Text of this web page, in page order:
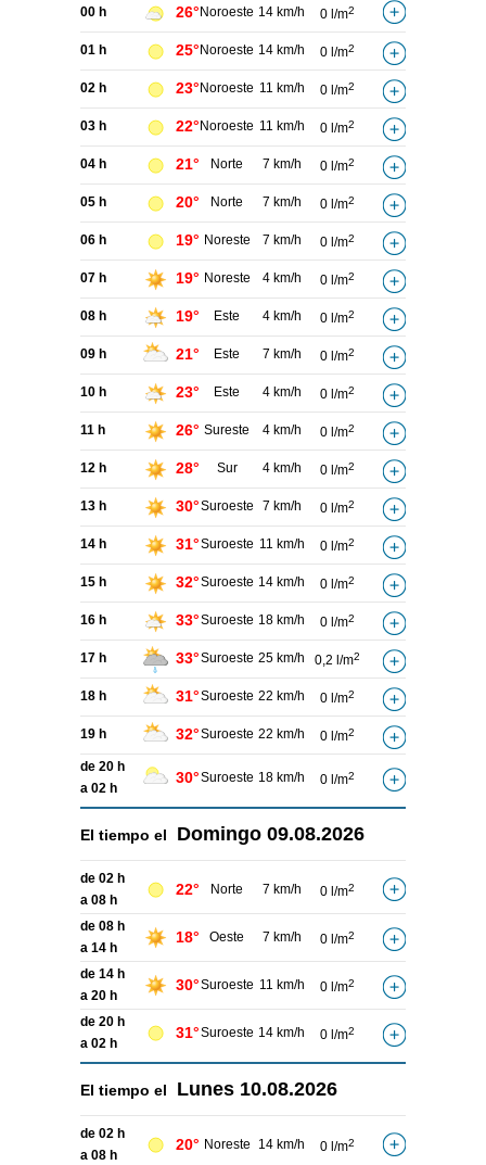
00 h 26° Noroeste 14 km/h 0 l/m2
01 h 25° Noroeste 14 km/h 0 l/m2
02 h 23° Noroeste 11 km/h 0 l/m2
03 h 22° Noroeste 11 km/h 0 l/m2
04 h 21° Norte 7 km/h 0 l/m2
05 h 20° Norte 7 km/h 0 l/m2
06 h 19° Noreste 7 km/h 0 l/m2
07 h 19° Noreste 4 km/h 0 l/m2
08 h 19° Este 4 km/h 0 l/m2
09 h 21° Este 7 km/h 0 l/m2
10 h 23° Este 4 km/h 0 l/m2
11 h 26° Sureste 4 km/h 0 l/m2
12 h 28° Sur 4 km/h 0 l/m2
13 h 30°Suroeste 7 km/h 0 l/m2
14 h 31°Suroeste 11 km/h 0 l/m2
15 h 32°Suroeste 14 km/h 0 l/m2
16 h 33°Suroeste 18 km/h 0 l/m2
17 h 33°Suroeste 25 km/h 0,2 l/m2
18 h 31°Suroeste 22 km/h 0 l/m2
19 h 32°Suroeste 22 km/h 0 l/m2
de 20 h
a 02 h
30°Suroeste 18 km/h 0 l/m2
El tiempo el Domingo 09.08.2026
de 02 h
a 08 h
22° Norte 7 km/h 0 l/m2
de 08 h
a 14 h
18° Oeste 7 km/h 0 l/m2
de 14 h
a 20 h
30°Suroeste 11 km/h 0 l/m2
de 20 h
a 02 h
31°Suroeste 14 km/h 0 l/m2
El tiempo el Lunes 10.08.2026
de 02 h
a 08 h
20° Noreste 14 km/h 0 l/m2